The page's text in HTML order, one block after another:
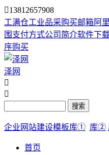
13812657908
工满仓工业品采购买邮箱阿
围 支付方式公司简介软件下
序购买
泽网


搜索
企业网站建设模板库① 库②
首页